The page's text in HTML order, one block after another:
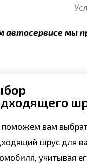
автосервисе мы
вам
шрус для
учитывая